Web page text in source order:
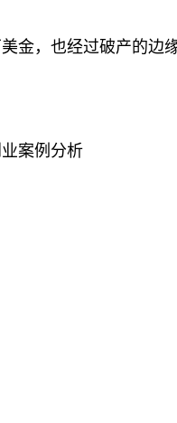
金，也经过破产的边
案例分析